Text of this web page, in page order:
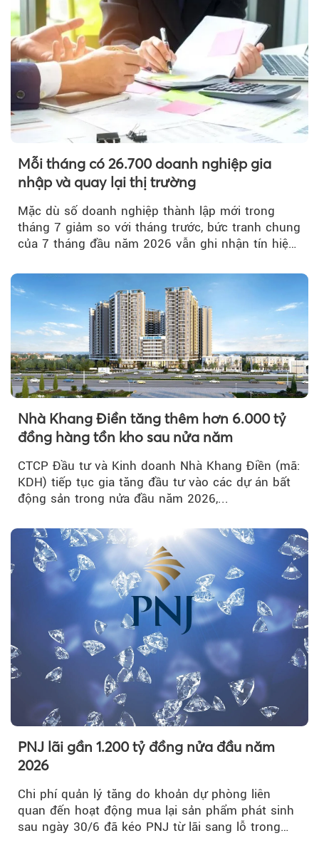
Mỗi tháng có 26.700 doanh nghiệp gia
nhập và quay lại thị trường
Mặc dù số doanh nghiệp thành lập mới trong
tháng 7 giảm so với tháng trước, bức tranh chung
của 7 tháng đầu năm 2026 vẫn ghi nhận tín hiệu
Nhà Khang Điền tăng thêm hơn 6.000 tỷ
đồng hàng tồn kho sau nửa năm
CTCP Đầu tư và Kinh doanh Nhà Khang Điền (mã:
KDH) tiếp tục gia tăng đầu tư vào các dự án bất
động sản trong nửa đầu năm 2026,...
PNJ lãi gần 1.200 tỷ đồng nửa đầu năm
2026
Chi phí quản lý tăng do khoản dự phòng liên
quan đến hoạt động mua lại sản phẩm phát sinh
sau ngày 30/6 đã kéo PNJ từ lãi sang lỗ trong